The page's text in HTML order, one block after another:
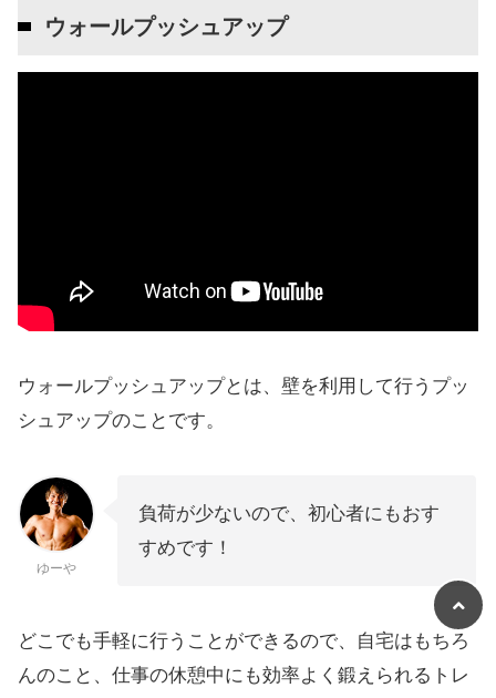
ウォールプッシュアップ
ウォールプッシュアップとは、壁を利用して行うプッ
シュアップのことです。
ゆーや
負荷が少ないので、初心者にもおす
すめです！
どこでも手軽に行うことができるので、自宅はもちろ
んのこと、仕事の休憩中にも効率よく鍛えられるトレ